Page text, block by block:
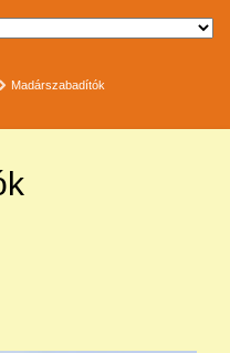
Madárszabadítók